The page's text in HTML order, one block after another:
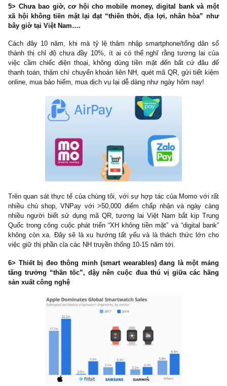
Định vị mình không chỉ là thời trang nhanh như Zara/H&M,
hào công ty hợp tác với nhà sản xuất xơ sợi Toray
Nhật, sản xuất ra những bộ quần áo bền lâu, chất liệu giữ nhiệt/
nắng/co giãn tốt với giá cả phải chăng – triết lý kinh doanh
khiến chúng tôi khá ngưỡng mộ!
Đích thân ông Tadashi Yanai, nhà sáng lập đồng thời là tỷ phú
giàu nhất Nhật Bản, xuống cửa hàng mới nhất nầy để khai
hàng nghìn lượt xếp hàng chờ mua sắm. Nhiều người nói đây chỉ
hướng “sính ngoại”, song nếu họ chịu mở mắt ra ngoài TG, họ
rằng không phải vì sính ngoại mà Top 3 thương hiệu trên thành
5> Chưa bao giờ, cơ hội cho mobile money, digital bank
xã hội không tiền mặt lại đạt “thiên thời, địa lợi, nhân
bây giờ tại Việt Nam….
Cách đây 10 năm, khi mà tỷ lệ thâm nhập smartphone/tổng
thành thị chỉ độ chưa đầy 10%, ít ai có thể nghĩ rằng tương
việc cầm chiếc điện thoại, không dùng tiền mặt đến bất cứ
thanh toán, thậm chí chuyển khoản liên NH, quét mã QR, gửi tiết